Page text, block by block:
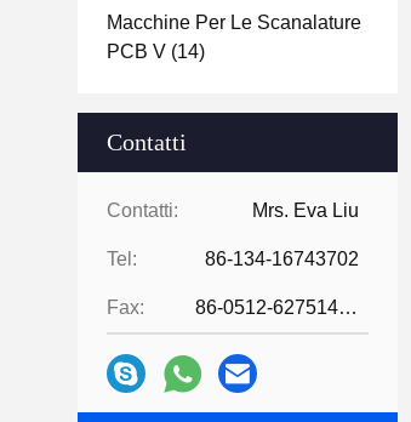
Macchine Per Le Scanalature
PCB V (14)
Contatti
Contatti: Mrs. Eva Liu
Tel: 86-134-16743702
Fax: 86-0512-62751429